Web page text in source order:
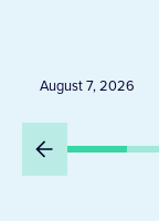
August 7, 2026